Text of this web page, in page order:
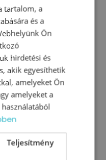
a one-to-
tartalom, a
és a
Ön
hirdetési és
akik egyesíthetik
amelyeket Ön
amelyeket a
Teljesítmény